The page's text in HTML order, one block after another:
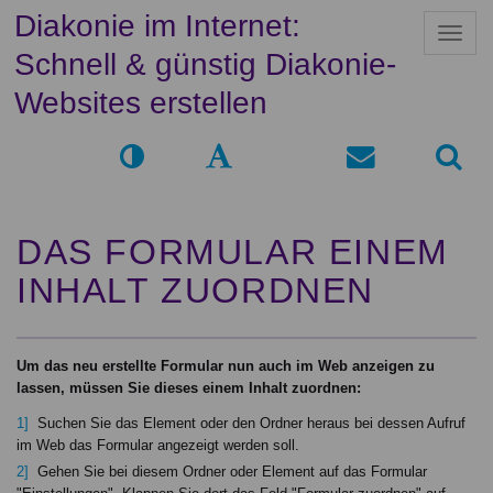
N
t
i
Diakonie im Internet:
Schnell & günstig Diakonie-
Websites erstellen
DAS FORMULAR EINEM
INHALT ZUORDNEN
Um das neu erstellte Formular nun auch im Web anzeigen zu
lassen, müssen Sie dieses einem Inhalt zuordnen:
Suchen Sie das Element oder den Ordner heraus bei dessen Aufruf
im Web das Formular angezeigt werden soll.
Gehen Sie bei diesem Ordner oder Element auf das Formular